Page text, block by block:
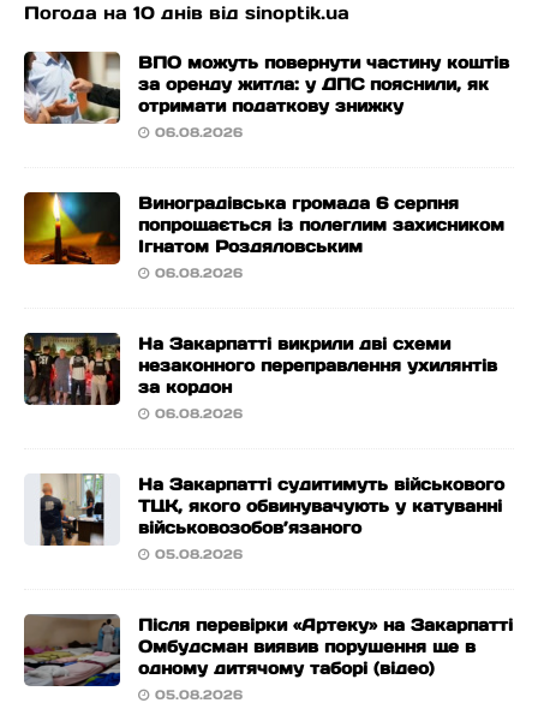
Погода на 10 днів від sinoptik.ua
ВПО можуть повернути частину коштів
за оренду житла: у ДПС пояснили, як
отримати податкову знижку
06.08.2026
Виноградівська громада 6 серпня
попрощається із полеглим захисником
Ігнатом Роздяловським
06.08.2026
На Закарпатті викрили дві схеми
незаконного переправлення ухилянтів
за кордон
06.08.2026
На Закарпатті судитимуть військового
ТЦК, якого обвинувачують у катуванні
військовозобов’язаного
05.08.2026
Після перевірки «Артеку» на Закарпатті
Омбудсман виявив порушення ще в
одному дитячому таборі (відео)
05.08.2026